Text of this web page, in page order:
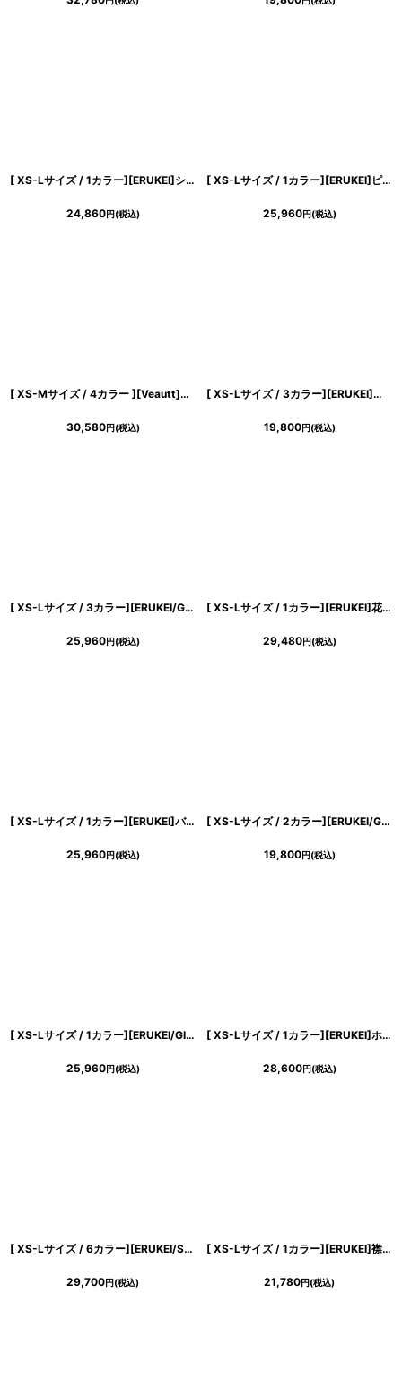
[ XS-Lサイズ / 1カラー][ERUKEI]シンプル・アシンメトリー・変形・フリル・ノースリーブ・タイト・ミニドレス・ワンピース[送料無料]
24,860円(税込)
[ XS-Lサイズ / 1カラー][ERUKEI]ピンク・フレア・Aライン・ノースリーブ・ミニドレス・ワンピース[山崎みどり着用][送料無料] mypk
25,960円(税込)
[ XS-Mサイズ / 4カラー ][Veautt]ワンショルダー・ショルダーリボン・ビジュー・タイト・ミディアムドレス《送料＆代引き手数料無料》
30,580円(税込)
[ XS-Lサイズ / 3カラー][ERUKEI]半袖・シンプル・Ａライン・リボン・ミニドレス・ワンピース[送料無料]
19,800円(税込)
[ XS-Lサイズ / 3カラー][ERUKEI/GINZA COUTURE]キャミソール・タイト・シンプル・ミディアムドレス・ワンピース[送料無料]
25,960円(税込)
[ XS-Lサイズ / 1カラー][ERUKEI]花柄・シフォン・ティアードフリル・Aライン・レースポイント・ミディアムドレス・ワンピース[送料無料]
29,480円(税込)
[ XS-Lサイズ / 1カラー][ERUKEI]バイカラー・ビジューボタン・シンプル・オフショルダー・Aライン・ミニドレス・ワンピース[送料無料]
25,960円(税込)
[ XS-Lサイズ / 2カラー][ERUKEI/GINZA COUTURE]ツイード・ノースリーブ・シンプル・フレア・Aライン・ミニドレス・ワンピース[送料無料]
19,800円(税込)
[ XS-Lサイズ / 1カラー][ERUKEI/GINZA COUTURE]バイカラー・総柄・リボン・ひざ丈・Vネック・ノースリーブ・タイト・ミディアムドレス・ワンピース[送料無料]
25,960円(税込)
[ XS-Lサイズ / 1カラー][ERUKEI]ホワイト×ブルー・小花柄・ノースリーブ・カシュクール・Aライン・マキシ丈・ロングドレス・ワンピース[薗田杏奈着用][送料無料]
28,600円(税込)
[ XS-Lサイズ / 6カラー][ERUKEI/SETTAN]Vネック・ノースリーブ・シンプル・サテン・上品・肩リボン・切替・Aライン・ロングドレス[送料無料]
29,700円(税込)
[ XS-Lサイズ / 1カラー][ERUKEI]襟付き・ツイード・ノースリーブ・バストカット・ハイウエスト・Aライン・フレア・ミニドレス・ワンピース[送料無料]
21,780円(税込)